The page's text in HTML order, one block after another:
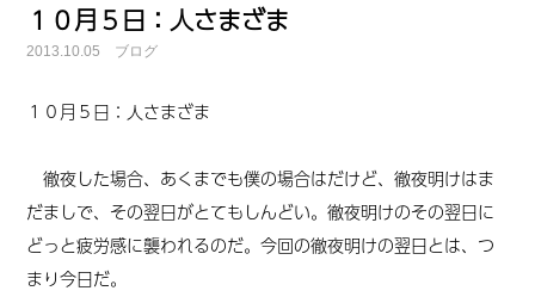
１０月５日：人さまざま
2013.10.05 ブログ
１０月５日 ： 人さまざま
徹夜した場合、あくまでも僕の場合はだけど、徹夜明けはま
だましで、その翌日がとてもしんどい。徹夜明けのその翌日に
どっと疲労感に襲われるのだ。今回の徹夜明けの翌日とは、つ
まり今日だ。